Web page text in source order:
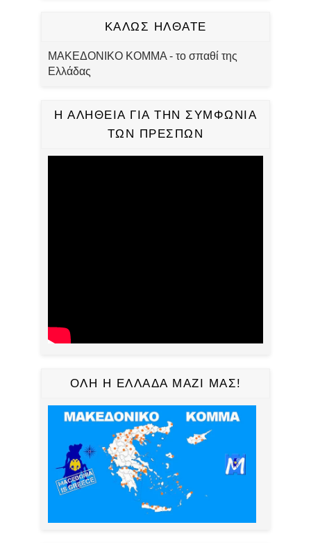
ΚΑΛΩΣ ΗΛΘΑΤΕ
ΜΑΚΕΔΟΝΙΚΟ ΚΟΜΜΑ - το σπαθί της
Ελλάδας
Η ΑΛΗΘΕΙΑ ΓΙΑ ΤΗΝ ΣΥΜΦΩΝΙΑ
ΤΩΝ ΠΡΕΣΠΩΝ
ΟΛΗ Η ΕΛΛΑΔΑ ΜΑΖΙ ΜΑΣ!